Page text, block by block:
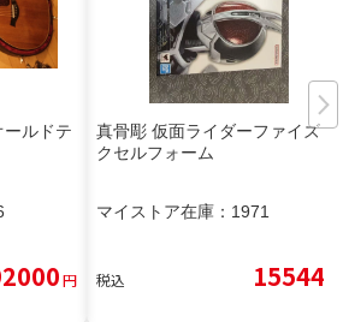
ルドテ
円
真骨彫 仮面ライダーファイズ ア
クセルフォーム
マイストア在庫： 1971
税込 15544